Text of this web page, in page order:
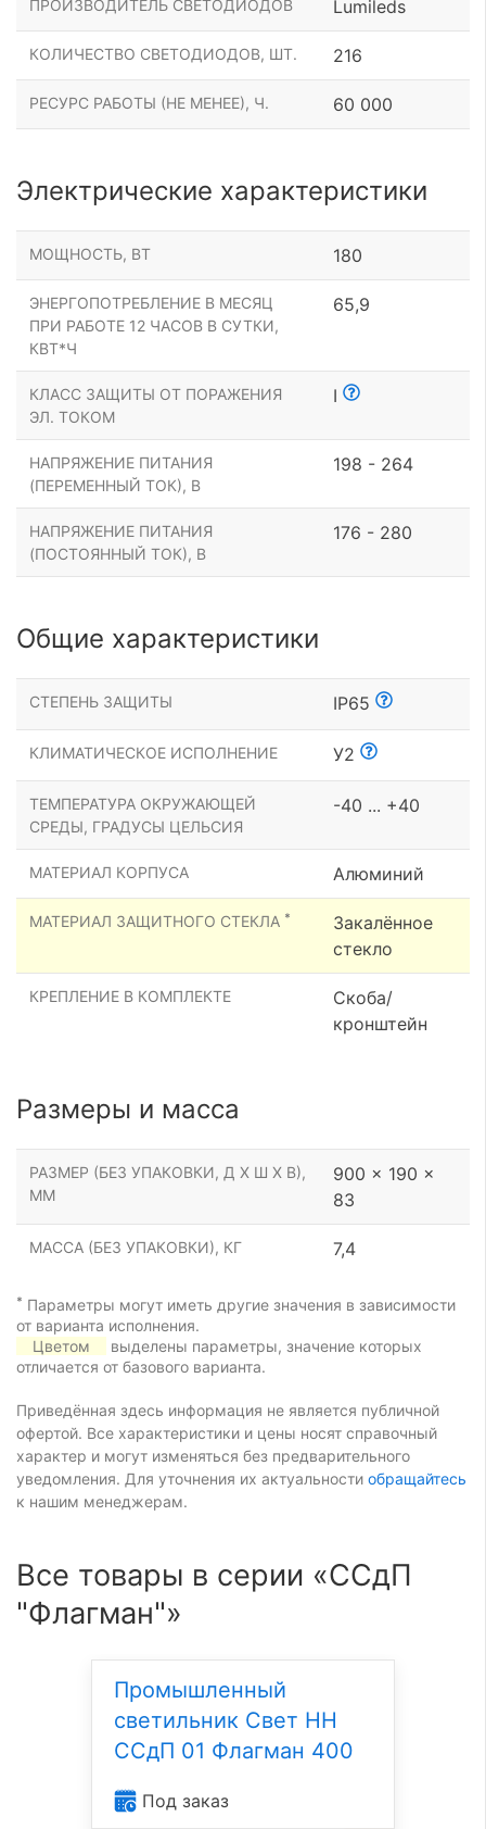
ПРОИЗВОДИТЕЛЬ СВЕТОДИОДОВ Lumileds
КОЛИЧЕСТВО СВЕТОДИОДОВ, ШТ. 216
РЕСУРС РАБОТЫ (НЕ МЕНЕЕ), Ч. 60 000
Электрические характеристики
МОЩНОСТЬ, ВТ 180
ЭНЕРГОПОТРЕБЛЕНИЕ В МЕСЯЦ
ПРИ РАБОТЕ 12 ЧАСОВ В СУТКИ,
КВТ*Ч
65,9
КЛАСС ЗАЩИТЫ ОТ ПОРАЖЕНИЯ
ЭЛ. ТОКОМ
I
НАПРЯЖЕНИЕ ПИТАНИЯ
(ПЕРЕМЕННЫЙ ТОК), В
198 - 264
НАПРЯЖЕНИЕ ПИТАНИЯ
(ПОСТОЯННЫЙ ТОК), В
176 - 280
Общие характеристики
СТЕПЕНЬ ЗАЩИТЫ IP65
КЛИМАТИЧЕСКОЕ ИСПОЛНЕНИЕ У2
ТЕМПЕРАТУРА ОКРУЖАЮЩЕЙ
СРЕДЫ, ГРАДУСЫ ЦЕЛЬСИЯ
-40 ... +40
МАТЕРИАЛ КОРПУСА Алюминий
МАТЕРИАЛ ЗАЩИТНОГО СТЕКЛА *
Закалённое
стекло
КРЕПЛЕНИЕ В КОМПЛЕКТЕ
Скоба/
кронштейн
Размеры и масса
РАЗМЕР (БЕЗ УПАКОВКИ, Д Х Ш Х В),
ММ
900 x 190 x
83
МАССА (БЕЗ УПАКОВКИ), КГ 7,4
* Параметры могут иметь другие значения в зависимости
от варианта исполнения.
Цветом
выделены параметры, значение которых
отличается от базового варианта.
Приведённая здесь информация не является публичной
офертой. Все характеристики и цены носят справочный
характер и могут изменяться без предварительного
уведомления. Для уточнения их актуальности обращайтесь
к нашим менеджерам.
Все товары в серии «ССдП
"Флагман"»
Промышленный
светильник Свет НН
ССдП 01 Флагман 400
Под заказ